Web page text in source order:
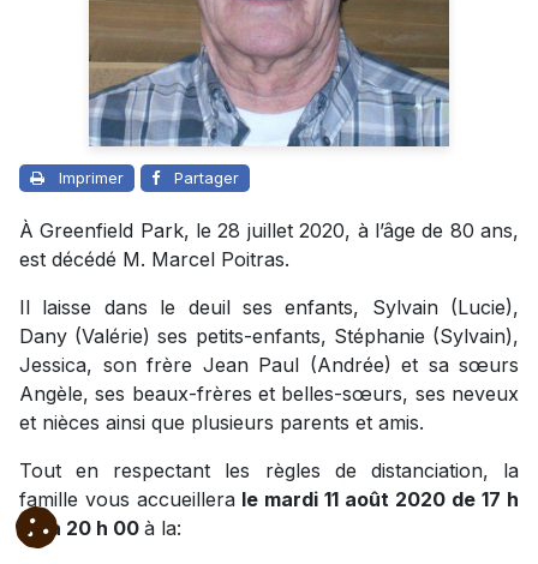
Imprimer Partager
À Greenfield Park, le 28 juillet 2020, à l’âge de 80 ans,
est décédé M. Marcel Poitras.
Il laisse dans le deuil ses enfants, Sylvain (Lucie),
Dany (Valérie) ses petits-enfants, Stéphanie (Sylvain),
Jessica, son frère Jean Paul (Andrée) et sa sœurs
Angèle, ses beaux-frères et belles-sœurs, ses neveux
et nièces ainsi que plusieurs parents et amis.
Tout en respectant les règles de distanciation, la
famille vous accueillera le mardi 11 août 2020 de 17 h
30 à 20 h 00 à la: